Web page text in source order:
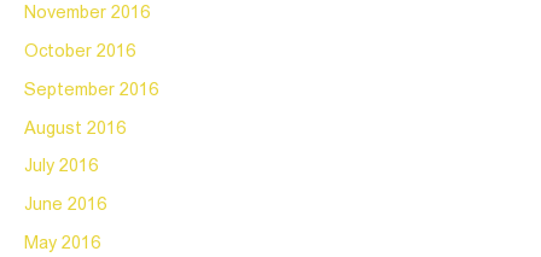
November 2016
October 2016
September 2016
August 2016
July 2016
June 2016
May 2016